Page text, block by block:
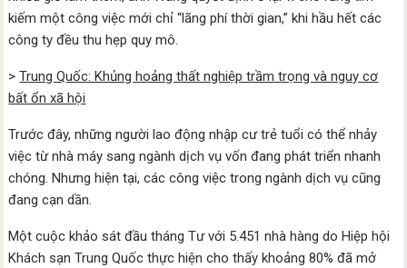
kiếm một công việc mới chỉ “lãng phí thời gian,” khi hầu hết các
công ty đều thu hẹp quy mô.
>Trung Quốc: Khủng hoảng thất nghiệp trầm trọng và nguy cơ
bất ổn xã hội
Trước đây, những người lao động nhập cư trẻ tuổi có thể nhảy
việc từ nhà máy sang ngành dịch vụ vốn đang phát triển nhanh
chóng. Nhưng hiện tại, các công việc trong ngành dịch vụ cũng
đang cạn dần.
Một cuộc khảo sát đầu tháng Tư với 5.451 nhà hàng do Hiệp hội
Khách sạn Trung Quốc thực hiện cho thấy khoảng 80% đã mở